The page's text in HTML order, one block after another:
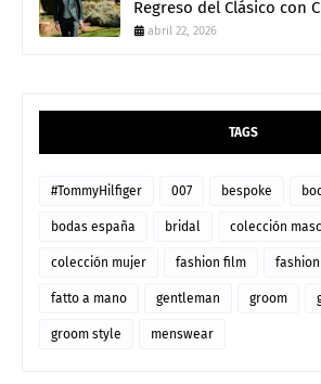
Regreso del Clásico con
abril 22, 2026
TAGS
#TommyHilfiger 007 bespoke
bodas españa bridal colección
colección mujer fashion film
fatto a mano gentleman groom
groom style menswear